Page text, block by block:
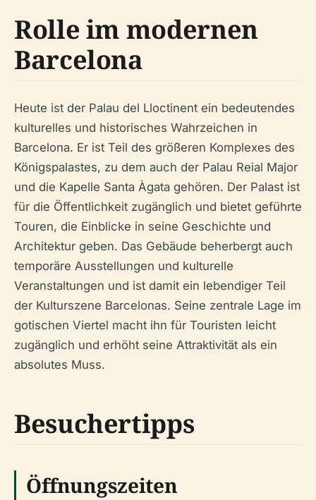
Rolle im modernen
Barcelona
Heute ist der Palau del Lloctinent ein bedeutendes
kulturelles und historisches Wahrzeichen in
Barcelona. Er ist Teil des größeren Komplexes des
Königspalastes, zu dem auch der Palau Reial Major
und die Kapelle Santa Àgata gehören. Der Palast ist
für die Öffentlichkeit zugänglich und bietet geführte
Touren, die Einblicke in seine Geschichte und
Architektur geben. Das Gebäude beherbergt auch
temporäre Ausstellungen und kulturelle
Veranstaltungen und ist damit ein lebendiger Teil
der Kulturszene Barcelonas. Seine zentrale Lage im
gotischen Viertel macht ihn für Touristen leicht
zugänglich und erhöht seine Attraktivität als ein
absolutes Muss.
Besuchertipps
Öffnungszeiten